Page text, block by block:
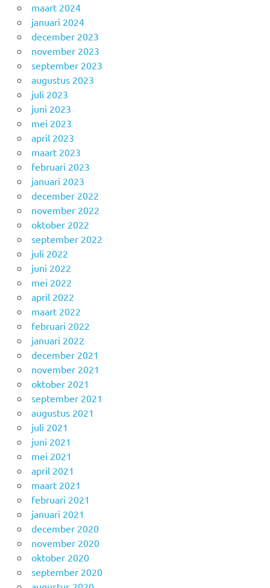
maart 2024
januari 2024
december 2023
november 2023
september 2023
augustus 2023
juli 2023
juni 2023
mei 2023
april 2023
maart 2023
februari 2023
januari 2023
december 2022
november 2022
oktober 2022
september 2022
juli 2022
juni 2022
mei 2022
april 2022
maart 2022
februari 2022
januari 2022
december 2021
november 2021
oktober 2021
september 2021
augustus 2021
juli 2021
juni 2021
mei 2021
april 2021
maart 2021
februari 2021
januari 2021
december 2020
november 2020
oktober 2020
september 2020